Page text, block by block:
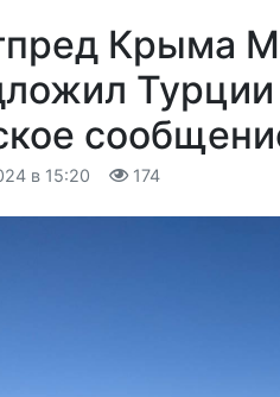
Крыма
Турции
в 15:20 174